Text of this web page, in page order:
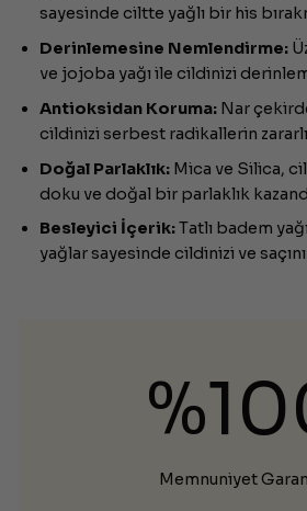
sayesinde ciltte yağlı bir his
Derinlemesine Nemlendirme:
ve jojoba yağı ile cildinizi
Antioksidan Koruma:Nar
cildinizi serbest radikallerin
Doğal Parlaklık:Mica ve Silica,
doku ve doğal bir parlaklık
Besleyici İçerik:Tatlı badem
yağlar sayesinde cildinizi ve
Memnuniyet